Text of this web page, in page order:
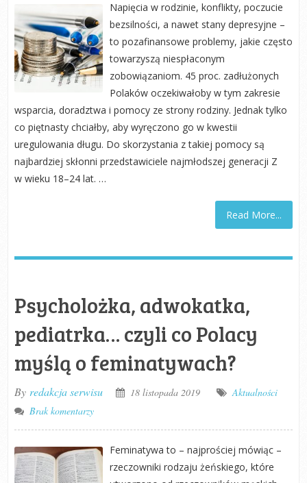
Napięcia w rodzinie, konflikty, poczucie
bezsilności, a nawet stany depresyjne –
to pozafinansowe problemy, jakie często
towarzyszą niespłaconym
zobowiązaniom. 45 proc. zadłużonych
Polaków oczekiwałoby w tym zakresie
wsparcia, doradztwa i pomocy ze strony rodziny. Jednak tylko
co piętnasty chciałby, aby wyręczono go w kwestii
uregulowania długu. Do skorzystania z takiej pomocy są
najbardziej skłonni przedstawiciele najmłodszej generacji Z
w wieku 18–24 lat. …
Read More...
Psycholożka, adwokatka,
pediatrka… czyli co Polacy
myślą o feminatywach?
By redakcja serwisu 18 listopada 2019
Aktualności
Brak komentarzy
Feminatywa to – najprościej mówiąc –
rzeczowniki rodzaju żeńskiego, które